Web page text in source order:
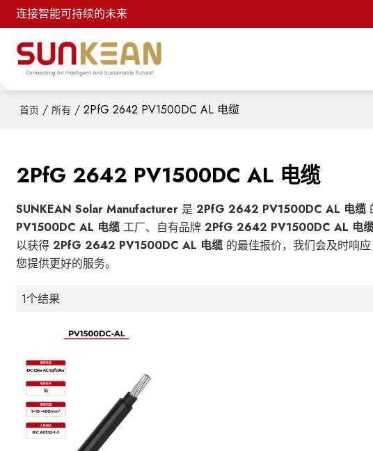
连接智能可持续的未来
首页 / 所有 / 2PfG 2642 PV1500DC AL 电缆
2PfG 2642 PV1500DC AL 电缆
SUNKEAN Solar Manufacturer 是2PfG 2642 PV1500DC AL 电缆
PV1500DC AL 电缆 工厂、自有品牌2PfG 2642 PV1500DC AL 电
以获得2PfG 2642 PV1500DC AL 电缆 的最佳报价，我们会及时响
您提供更好的服务。
1个结果